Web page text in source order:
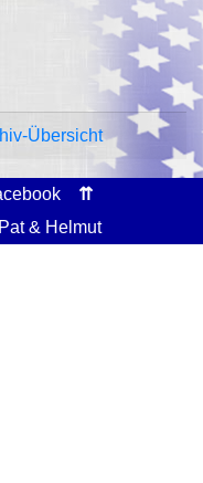
Übersicht
⇈
Pat & Helmut